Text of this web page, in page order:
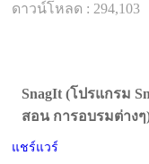
ดาวน์โหลด : 294,103
SnagIt (โปรแกรม
สอน การอบรมต่างๆ
แชร์แวร์